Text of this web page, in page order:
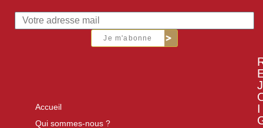
Je m'abonne
Accueil
Qui sommes-nous ?
J
I